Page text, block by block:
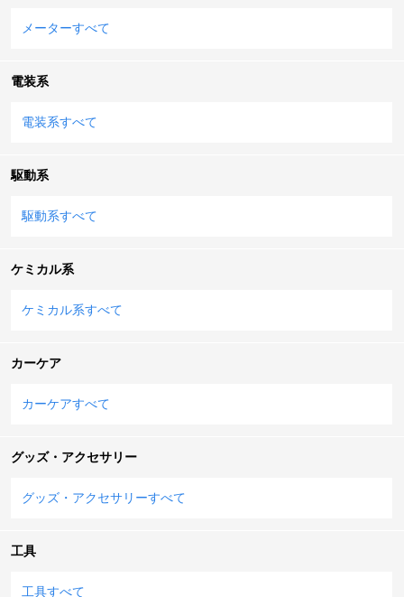
メーターすべて
電装系
電装系すべて
駆動系
駆動系すべて
ケミカル系
ケミカル系すべて
カーケア
カーケアすべて
グッズ・アクセサリー
グッズ・アクセサリーすべて
工具
工具すべて